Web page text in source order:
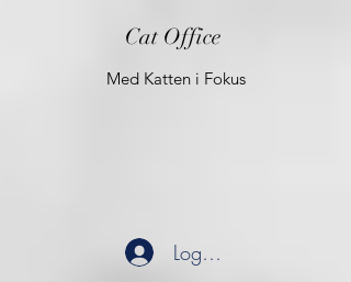
Cat Office
Med Katten i Fokus
Logg inn